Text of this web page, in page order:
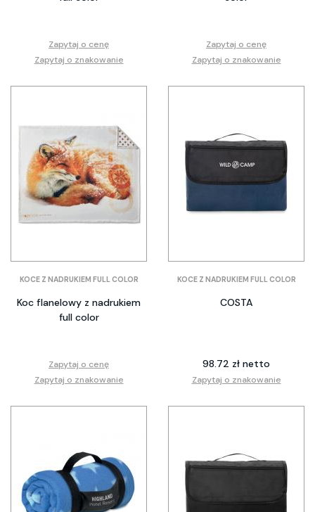
Zapytaj o cenę
Zapytaj o znakowanie
Zapytaj o cenę
Zapytaj o znakowanie
KOCE Z NADRUKIEM FULL COLOR
Koc flanelowy z nadrukiem
full color
Zapytaj o cenę
Zapytaj o znakowanie
KOCE Z NADRUKIEM FULL COLOR
COSTA
98.72 zł netto
Zapytaj o znakowanie